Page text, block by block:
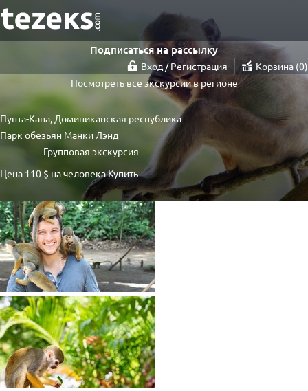
Подписаться на рассылку
Вход / Регистрация Корзина 0
Посмотреть все экскурсии в регионе
Пунта-Кана, Доминиканская республика
Парк обезьян Манки Лэнд
Групповая экскурсия
Цена 110 $ на человекаКупить